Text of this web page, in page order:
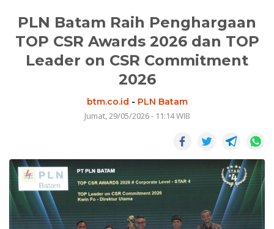
PLN Batam Raih Penghargaan
TOP CSR Awards 2026 dan TOP
Leader on CSR Commitment
2026
btm.co.id - PLN Batam
Jumat, 29/05/2026 - 11:14 WIB